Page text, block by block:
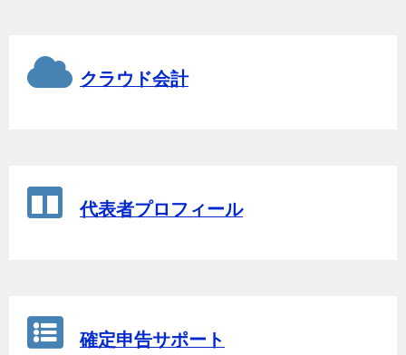
クラウド会計
代表者プロフィール
確定申告サポート